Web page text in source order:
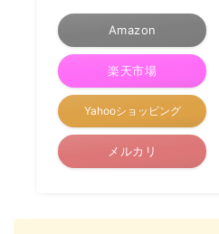
Amazon
楽天市場
Yahooショッピング
メルカリ